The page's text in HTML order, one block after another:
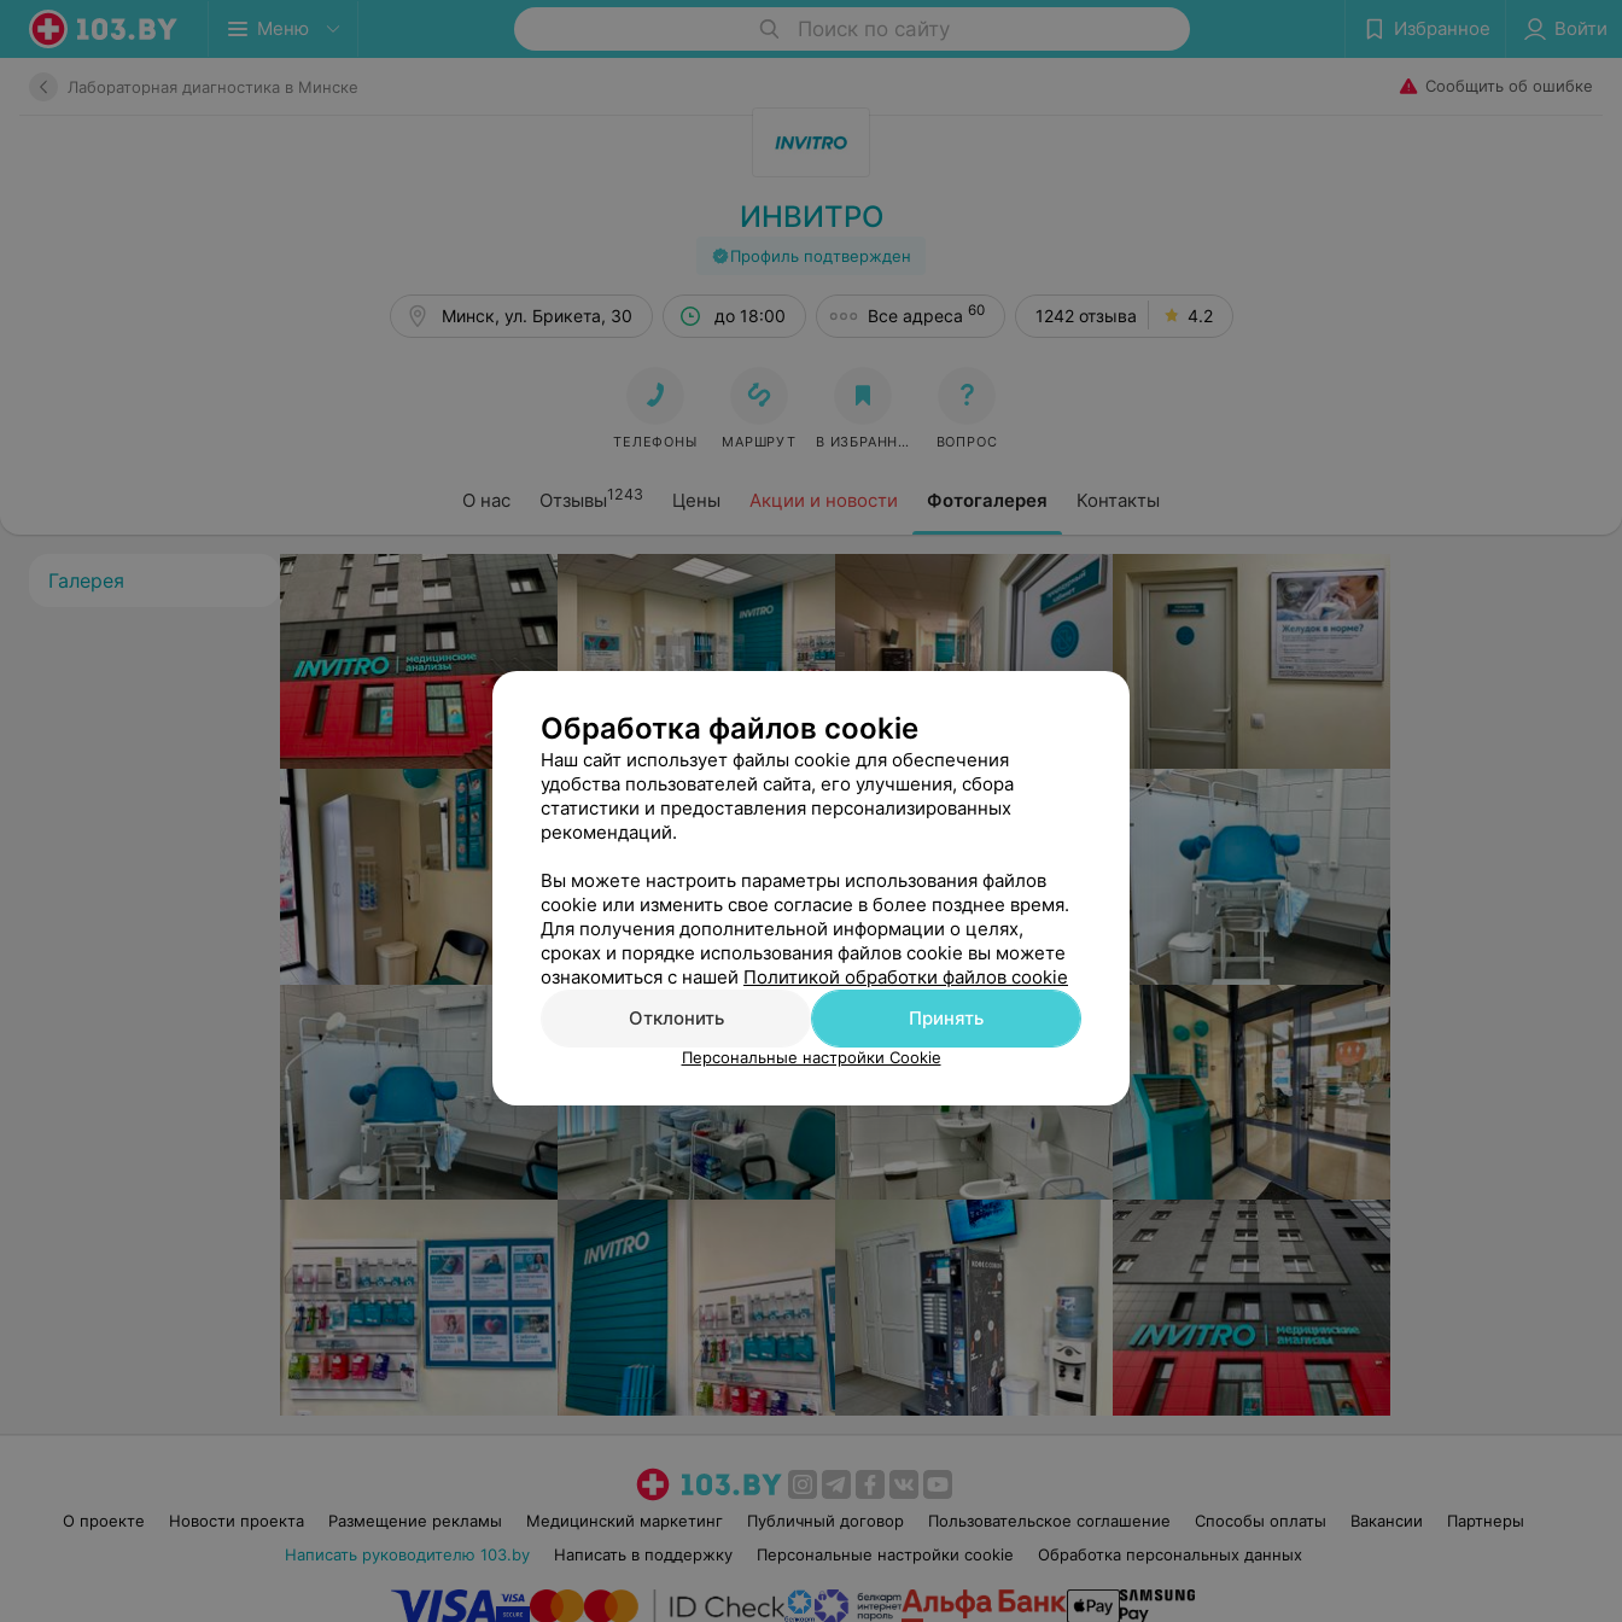
Меню Поиск по сайту Избранное Войти
Лабораторная диагностика в Минске Сообщить об ошибке
ИНВИТРО
Профиль подтвержден
О нас Отзывы1243 Цены Акции и новости Фотогалерея Контакты
Минск, ул. Брикета, 30 до 18:00 Все адреса 60 1242 отзыва 4.2
ТЕЛЕФОНЫ МАРШРУТ В ИЗБРАННОЕ ВОПРОС
Галерея
О проекте Новости проекта Размещение рекламы Медицинский маркетинг Публичный договор Пользовательское соглашение Способы оплаты Вакансии
Партнеры
Написать руководителю 103.by
Написать в поддержку Персональные настройки cookie Обработка персональных данных
Обработка файлов cookie
Наш сайт использует файлы cookie для обеспечения
удобства пользователей сайта, его улучшения, сбора
статистики и предоставления персонализированных
рекомендаций.
Вы можете настроить параметры использования файлов
cookie или изменить свое согласие в более позднее время.
Для получения дополнительной информации о целях,
сроках и порядке использования файлов cookie вы можете
ознакомиться с нашей Политикой обработки файлов cookie
Отклонить
Принять
Персональные настройки Cookie